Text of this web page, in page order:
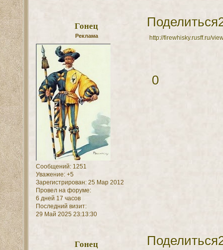
Поделиться
Гонец
Реклама
Сообщений:1251
Уважение: +5
Зарегистрирован: 25 Мар 2012
Провел на форуме:
6 дней 17 часов
Последний визит:
29 Май 2025 23:13:30
http://firewhisky.rusff.ru/
0
Поделиться
Гонец